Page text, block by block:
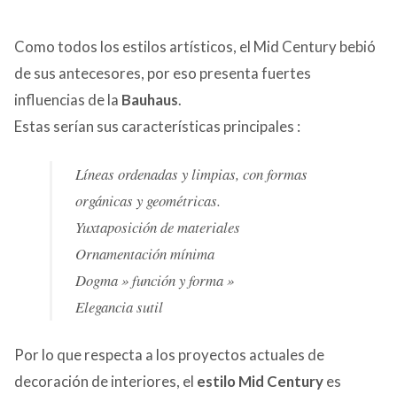
Como todos los estilos artísticos, el Mid Century bebió
de sus antecesores, por eso presenta fuertes
influencias de la Bauhaus.
Estas serían sus características principales :
Líneas ordenadas y limpias, con formas
orgánicas y geométricas.
Yuxtaposición de materiales
Ornamentación mínima
Dogma » función y forma »
Elegancia sutil
Por lo que respecta a los proyectos actuales de
decoración de interiores, el estilo Mid Centuryes